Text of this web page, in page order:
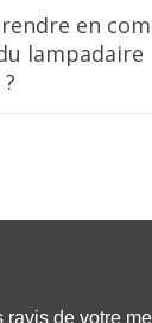
en
lampadaire
ravis de votre